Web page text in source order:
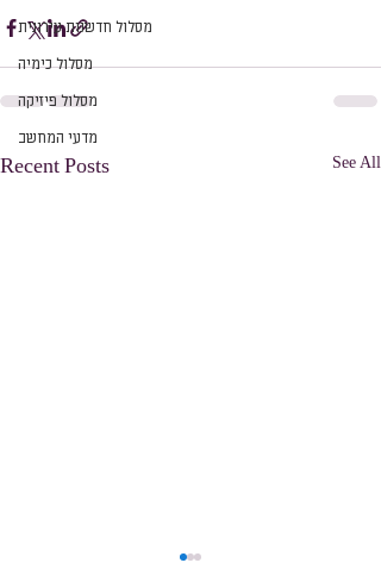
מסלול חדשנות עירונית
מסלול כימיה
מסלול פיזיקה
מדעי המחשב
Recent Posts See All